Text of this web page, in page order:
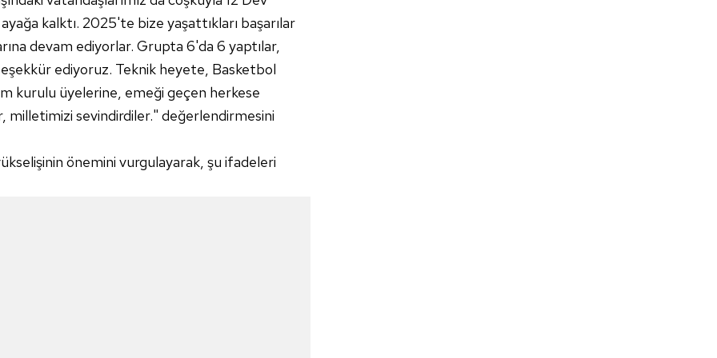
kalktı. 2025'te bize yaşattıkları başarılar
devam ediyorlar. Grupta 6'da 6 yaptılar,
ediyoruz. Teknik heyete, Basketbol
kurulu üyelerine, emeği geçen herkese
milletimizi sevindirdiler." değerlendirmesini
önemini vurgulayarak, şu ifadeleri